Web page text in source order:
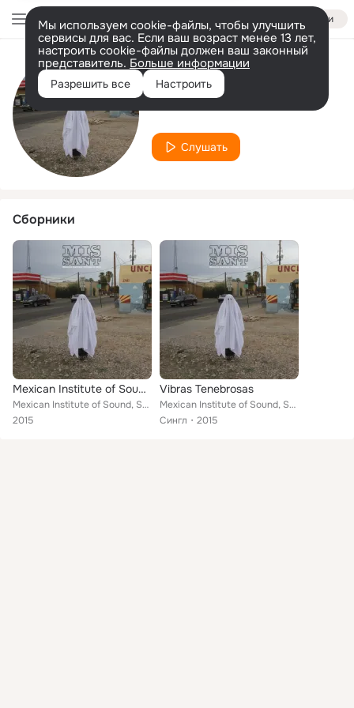
Войти
Мы используем cookie-файлы, чтобы улучшить
сервисы для вас. Если ваш возраст менее 13 лет,
настроить cookie-файлы должен ваш законный
представитель. Больше информации
Разрешить все Настроить
Исполнитель
Sant
Слушать
Сборники
Mexican Institute of Sound vs. Sant
Mexican Institute of Sound, Sant
2015
Vibras Tenebrosas
Mexican Institute of Sound, Sant
Сингл
2015